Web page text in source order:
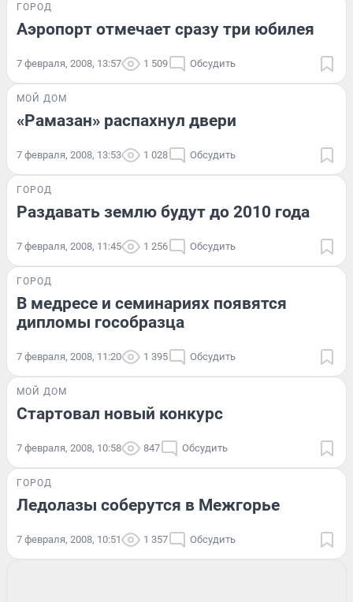
ГОРОД
Аэропорт отмечает сразу три юбилея
7 февраля, 2008, 13:57 1 509 Обсудить
МОЙ ДОМ
«Рамазан» распахнул двери
7 февраля, 2008, 13:53 1 028 Обсудить
ГОРОД
Раздавать землю будут до 2010 года
7 февраля, 2008, 11:45 1 256 Обсудить
ГОРОД
В медресе и семинариях появятся
дипломы гособразца
7 февраля, 2008, 11:20 1 395 Обсудить
МОЙ ДОМ
Стартовал новый конкурс
7 февраля, 2008, 10:58 847 Обсудить
ГОРОД
Ледолазы соберутся в Межгорье
7 февраля, 2008, 10:51 1 357 Обсудить